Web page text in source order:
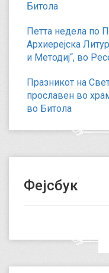
Битола
Петта недела по
Архиерејска
и Методиј“, во
Празникот на
прославен во
во Битола
Фејсбук